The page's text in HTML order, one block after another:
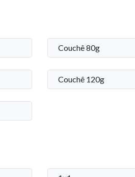
Couchê 80g
Couchê 120g